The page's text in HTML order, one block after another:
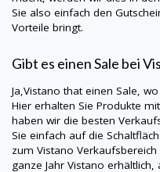
Sie also einfach den
Vorteile bringt.
Gibt es einen Sale bei
Ja,Vistanothat einen Sale,
Hier erhalten Sie Produkte
haben wir die besten
Sie einfach auf die
zum Vistano
ganze Jahr Vistano erhältlich,